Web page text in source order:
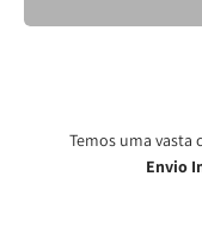
Temos uma
Envio